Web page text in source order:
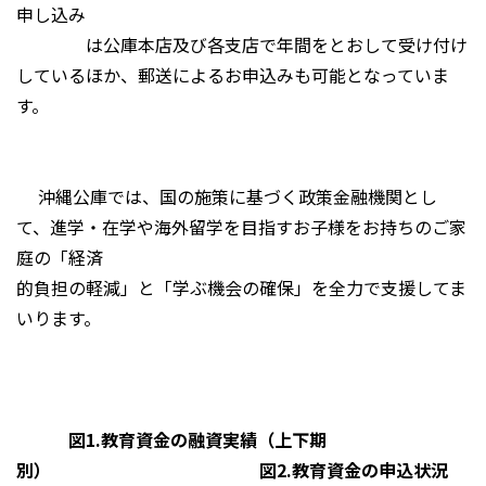
申し込み
は公庫本店及び各支店で年間をとおして受け付け
しているほか、郵送によるお申込みも可能となっていま
す。
沖縄公庫では、国の施策に基づく政策金融機関とし
て、進学・在学や海外留学を目指すお子様をお持ちのご家
庭の「経済
的負担の軽減」と「学ぶ機会の確保」を全力で支援してま
いります。
図1.教育資金の融資実績（上下期
別）
図2.教育資金の申込状況